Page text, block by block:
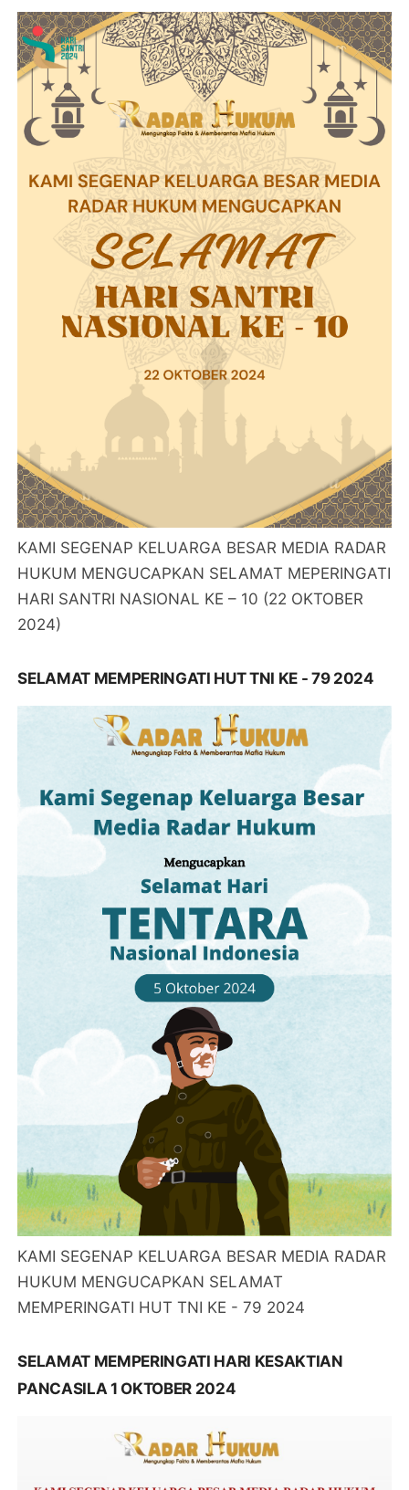
KAMI SEGENAP KELUARGA BESAR MEDIA RADAR
HUKUM MENGUCAPKAN SELAMAT MEPERINGATI
HARI SANTRI NASIONAL KE – 10 (22 OKTOBER
2024)
SELAMAT MEMPERINGATI HUT TNI KE - 79 2024
KAMI SEGENAP KELUARGA BESAR MEDIA RADAR
HUKUM MENGUCAPKAN SELAMAT
MEMPERINGATI HUT TNI KE - 79 2024
SELAMAT MEMPERINGATI HARI KESAKTIAN
PANCASILA 1 OKTOBER 2024